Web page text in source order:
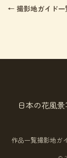
← 撮影地ガイド一
日本の花風
作品一覧撮影地ガ